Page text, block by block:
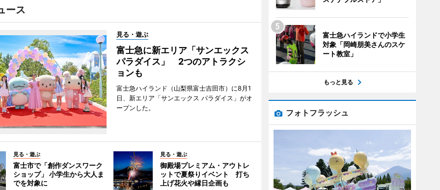
ース
見る・遊ぶ
富士急に新エリア「サンエックス
パラダイス」 2つのアトラクシ
ョンも
富士急ハイランド（山梨県富士吉田市）に8月1
日、新エリア「サンエックス パラダイス」がオ
ープンした。
見る・遊ぶ
富士市で「創作ダンスワーク
ショップ」 小学生から大人ま
でを対象に
見る・遊ぶ
御殿場プレミアム・アウトレ
ットで夏祭りイベント 打ち
上げ花火や縁日企画も
富士急ハイランドで小学生
対象「岡崎朋美さんのスケ
ート教室」
もっと見る
フォトフラッシュ